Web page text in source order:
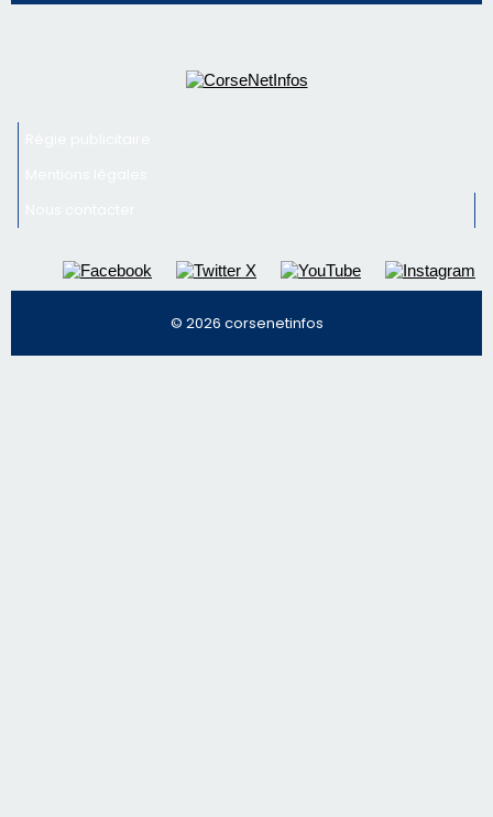
© 2026 corsenetinfos